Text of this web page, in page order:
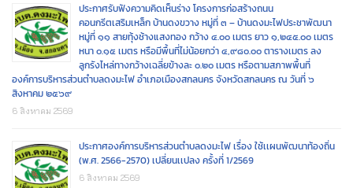
ประกาศรับฟังความคิดเห็นร่าง โครงการก่อสร้างถนน
คอนกรีตเสริมเหล็ก บ้านดงขวาง หมู่ที่ ๓ – บ้านดงมะไฟประชาพัฒนา
หมู่ที่ ๑๑ สายทุ้งช้างแสงทอง กว้าง ๔.๐๐ เมตร ยาว ๑,๒๔๕.๐๐ เมตร
หนา ๐.๑๕ เมตร หรือมีพื้นที่ไม่น้อยกว่า ๔,๙๘๐.๐๐ ตารางเมตร ลง
ลูกรังไหล่ทางกว้างเฉลี่ยข้างละ ๐.๒๐ เมตร หรือตามสภาพพื้นที่
องค์การบริหารส่วนตำบลดงมะไฟ อำเภอเมืองสกลนคร จังหวัดสกลนคร ณ วันที่ ๖
สิงหาคม ๒๕๖๙
6 สิงหาคม 2569
ประกาศองค์การบริหารส่วนตำบลดงมะไฟ เรื่อง ใช้เเผนพัฒนาท้องถิ่น
(พ.ศ. 2566-2570) เปลี่ยนเเปลง ครั้งที่ 1/2569
6 สิงหาคม 2569